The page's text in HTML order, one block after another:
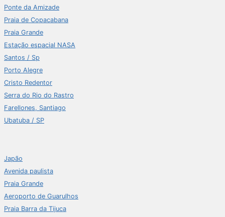
Ponte da Amizade
Praia de Copacabana
Praia Grande
Estação espacial NASA
Santos / Sp
Porto Alegre
Cristo Redentor
Serra do Rio do Rastro
Farellones, Santiago
Ubatuba / SP
Japão
Avenida paulista
Praia Grande
Aeroporto de Guarulhos
Praia Barra da Tijuca